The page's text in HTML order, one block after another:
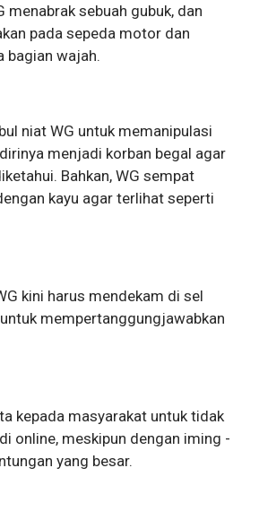
menabrak sebuah gubuk, dan
pada sepeda motor dan
bagian wajah.
niat WG untuk memanipulasi
menjadi korban begal agar
Bahkan, WG sempat
kayu agar terlihat seperti
kini harus mendekam di sel
mempertanggungjawabkan
kepada masyarakat untuk tidak
online, meskipun dengan iming -
yang besar.